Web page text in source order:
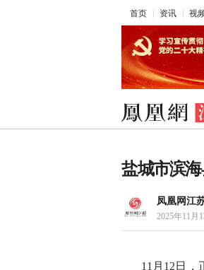
首页 资讯 视
盐城市滨
凤凰网江
2025年11月
11月12日，